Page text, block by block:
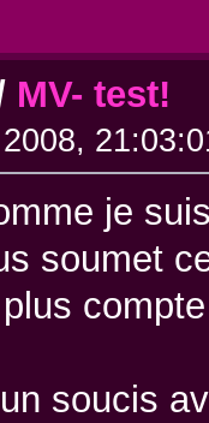
MV- test!
je
soumet
soucis